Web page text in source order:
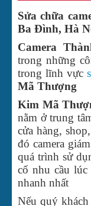
Sửa chữa
Ba Đình, Hà
Camera
trong những
trong lĩnh vực
Mã Thượng
Kim Mã
nằm ở trung
cửa hàng,
đó camera
quá trình sử
cố nhu cầu lúc
nhanh nhất
Nếu quý khách